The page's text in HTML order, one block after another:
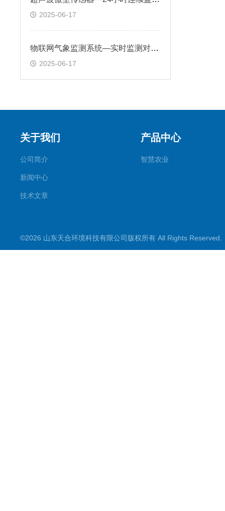
2025-06-17
物联网气象监测系统—实时监测对应气象参数，做好应急气象响应准备
2025-06-17
关于我们
公司简介
新闻中心
技术文章
产品中心
智慧农业
©2026 山东天合环境科技有限公司版权所有 All Rights